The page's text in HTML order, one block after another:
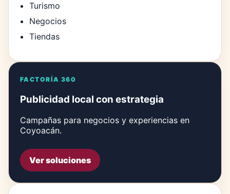
Turismo
Negocios
Tiendas
FACTORÍA 360
Publicidad local con estrategia
Campañas para negocios y experiencias en
Coyoacán.
Ver soluciones